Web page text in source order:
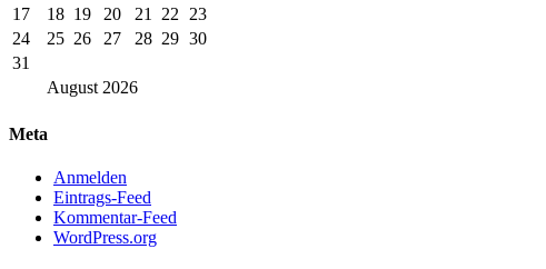
17
18 19 20 21 22
23
24
25 26 27 28 29 30
31
August 2026
Meta
Anmelden
Eintrags-Feed
Kommentar-Feed
WordPress.org